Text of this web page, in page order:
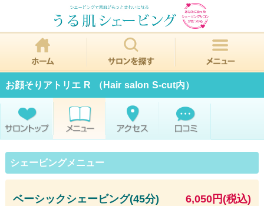
お顔そりアトリエ R （Hair salon S-cut内）
シェービングメニュー
ベーシックシェービング(45分) 6,050円(税込)